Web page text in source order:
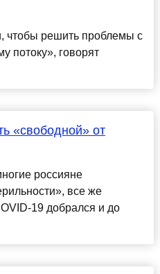
чтобы решить проблемы с
потоку», говорят
«свободной» от
россияне
все же
19 добрался и до